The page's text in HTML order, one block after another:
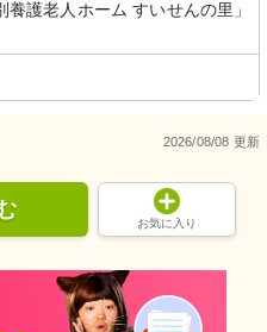
護老人ホーム すいせんの里」
2026/08/08 更新
お気に入り